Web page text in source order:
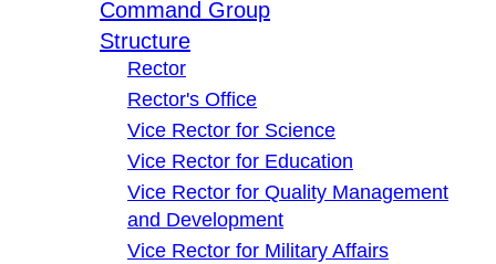
Command Group
Structure
Rector
Rector's Office
Vice Rector for Science
Vice Rector for Education
Vice Rector for Quality Management
and Development
Vice Rector for Military Affairs